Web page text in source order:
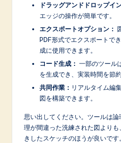
ドラッグアンドドロップイ
エッジの操作が簡単です。
エクスポートオプション：
PDF形式でエクスポートで
成に使用できます。
コード生成： 一部のツール
を生成でき、実装時間を節
共同作業： リアルタイム編
図を構築できます。
思い出してください。ツールは
理が間違った洗練された図より
きしたスケッチのほうが良いで